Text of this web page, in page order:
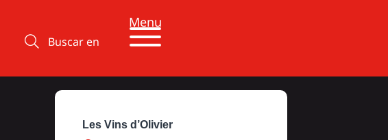
Buscar en
Menu
Les Vins d’Olivier